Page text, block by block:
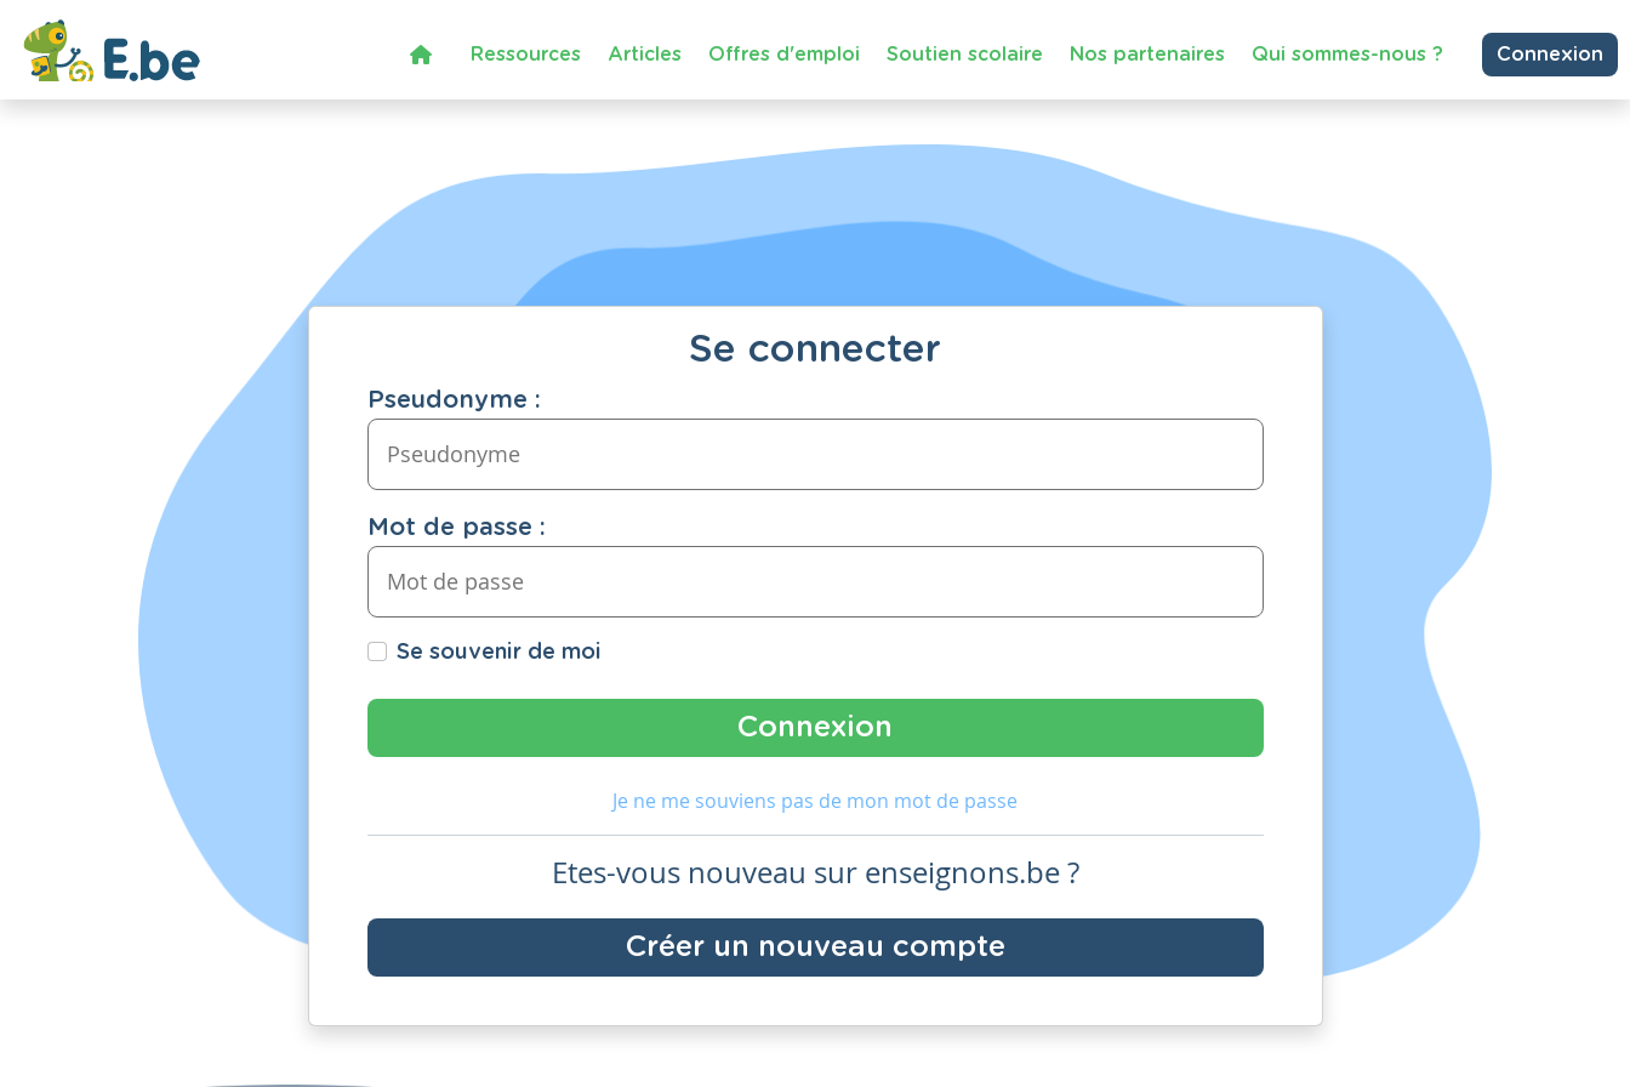
Ressources Articles Offres d'emploi Soutien scolaire Nos partenaires Qui sommes-nous ? Connexion
Se connecter
Pseudonyme :
Mot de passe :
Se souvenir de moi
Je ne me souviens pas de mon mot de passe
Etes-vous nouveau sur enseignons.be ?
Créer un nouveau compte